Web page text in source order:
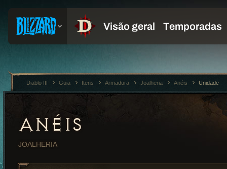
ANÉIS
JOALHERIA
Diablo III Guia Itens Armadura Joalheria Anéis Unidade